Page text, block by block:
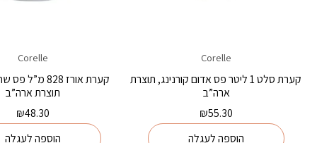
Corelle
קערת סלט 1 ליטר פס אדום קורנינג, תוצרת
ארה”ב
₪55.30
הוספה לעגלה
Corelle
קערת אורז 828
תוצרת ארה”ב
₪48.30
הוספה לעגלה